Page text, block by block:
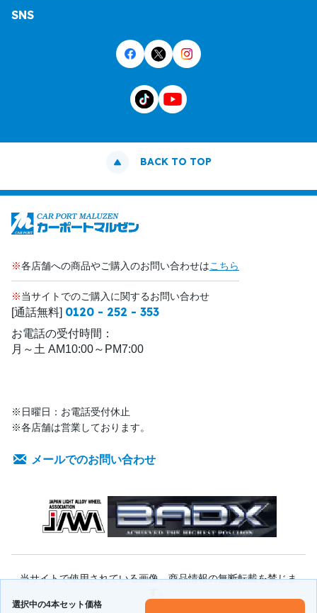
選択中の4本セット価格
SNS
BACK TO TOP
※各店舗への商品やご購入のお問い合わせはこちら
※当サイトでのご購入に関するお問い合わせ
[通話無料] 0120 - 252 - 353
お電話の受付時間：
月～土 AM10:00～PM7:00
※日曜日：お電話受付休止
※各店舗は営業しております。
メールでのお問い合わせ
当サイトで使用されている画像、商品情報の無断転載を禁じま